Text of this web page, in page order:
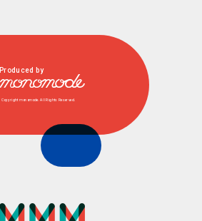
Produced by
Copyright monomode. All Rights Reserved.